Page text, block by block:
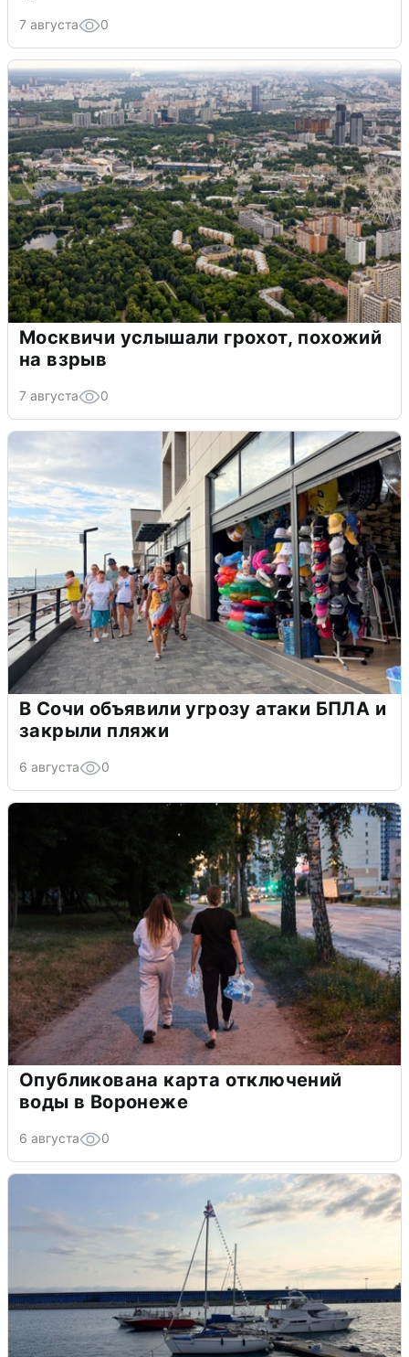
7 августа 0
Москвичи услышали грохот, похожий
на взрыв
7 августа 0
В Сочи объявили угрозу атаки БПЛА и
закрыли пляжи
6 августа 0
Опубликована карта отключений
воды в Воронеже
6 августа 0